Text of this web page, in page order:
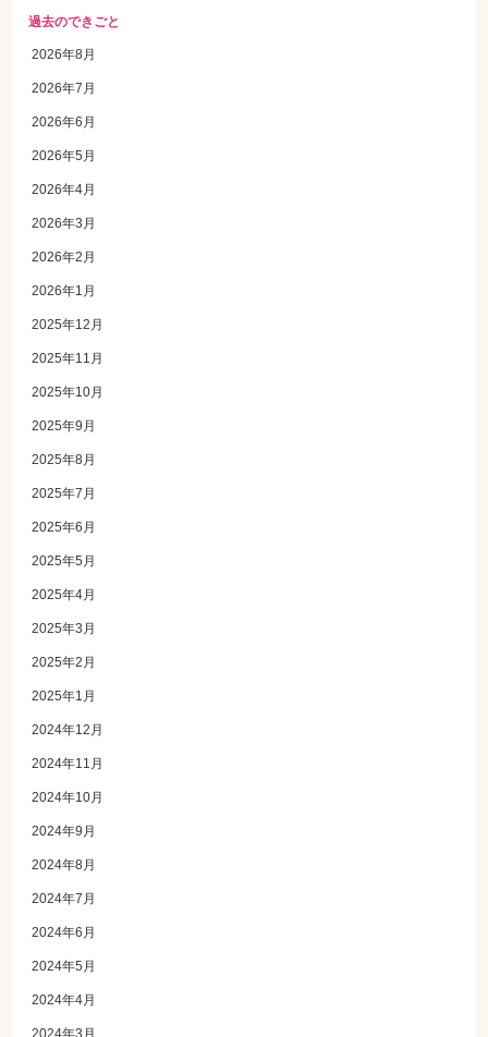
過去のできごと
2026年8月
2026年7月
2026年6月
2026年5月
2026年4月
2026年3月
2026年2月
2026年1月
2025年12月
2025年11月
2025年10月
2025年9月
2025年8月
2025年7月
2025年6月
2025年5月
2025年4月
2025年3月
2025年2月
2025年1月
2024年12月
2024年11月
2024年10月
2024年9月
2024年8月
2024年7月
2024年6月
2024年5月
2024年4月
2024年3月